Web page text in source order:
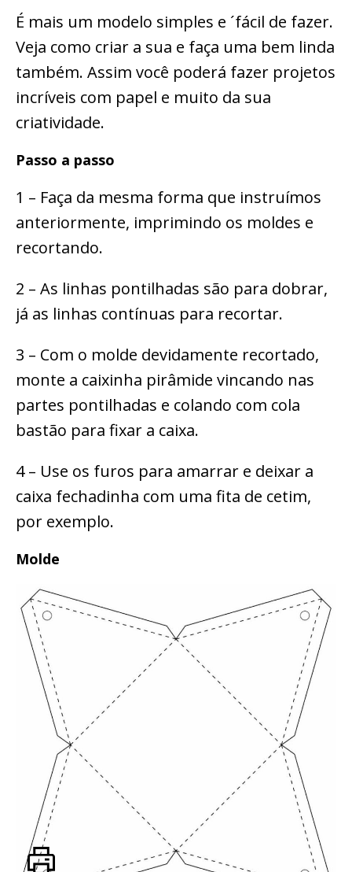
É mais um modelo simples e ´fácil de fazer.
Veja como criar a sua e faça uma bem linda
também. Assim você poderá fazer projetos
incríveis com papel e muito da sua
criatividade.
Passo a passo
1 – Faça da mesma forma que instruímos
anteriormente, imprimindo os moldes e
recortando.
2 – As linhas pontilhadas são para dobrar,
já as linhas contínuas para recortar.
3 – Com o molde devidamente recortado,
monte a caixinha pirâmide vincando nas
partes pontilhadas e colando com cola
bastão para fixar a caixa.
4 – Use os furos para amarrar e deixar a
caixa fechadinha com uma fita de cetim,
por exemplo.
Molde